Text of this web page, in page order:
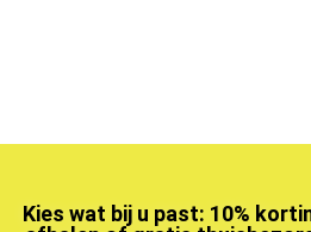
Kies wat bij u past: 10%